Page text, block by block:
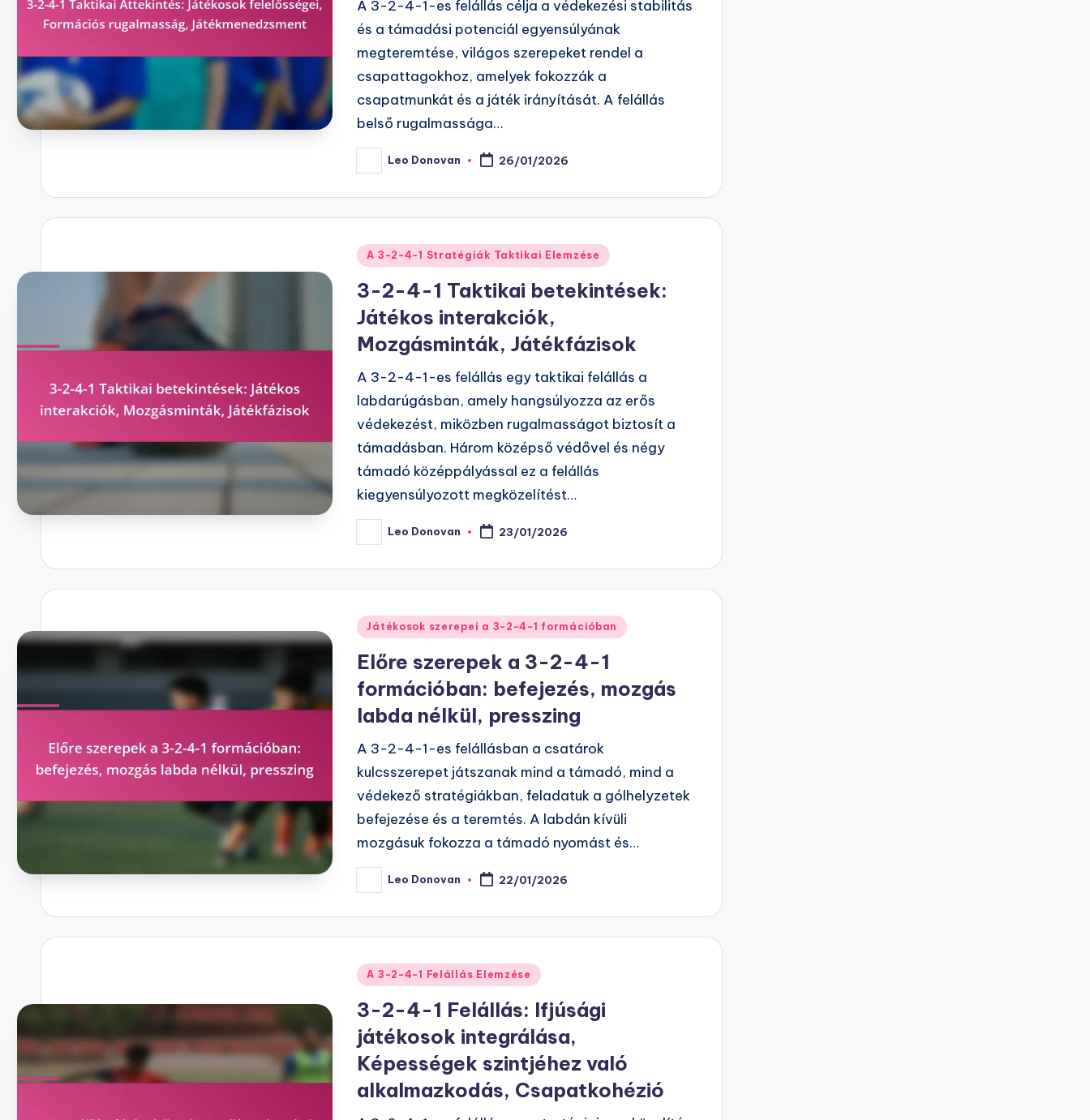
A 3-2-4-1-es felállás célja a védekezési stabilitás
és a támadási potenciál egyensúlyának
megteremtése, világos szerepeket rendel a
csapattagokhoz, amelyek fokozzák a
csapatmunkát és a játék irányítását. A felállás
belső rugalmassága…
Posted
by
Leo Donovan 26/01/2026
Posted
A 3-2-4-1 Stratégiák Taktikai Elemzése
3-2-4-1 Taktikai betekintések:
Játékos interakciók,
Mozgásminták, Játékfázisok
A 3-2-4-1-es felállás egy taktikai felállás a
labdarúgásban, amely hangsúlyozza az erős
védekezést, miközben rugalmasságot biztosít a
támadásban. Három középső védővel és négy
támadó középpályással ez a felállás
kiegyensúlyozott megközelítést…
Posted
by
Leo Donovan 23/01/2026
Posted
Játékosok szerepei a 3-2-4-1 formációban
Előre szerepek a 3-2-4-1
formációban: befejezés, mozgás
labda nélkül, presszing
A 3-2-4-1-es felállásban a csatárok
kulcsszerepet játszanak mind a támadó, mind a
védekező stratégiákban, feladatuk a gólhelyzetek
befejezése és a teremtés. A labdán kívüli
mozgásuk fokozza a támadó nyomást és…
Posted
by
Leo Donovan 22/01/2026
Posted
A 3-2-4-1 Felállás Elemzése
3-2-4-1 Felállás: Ifjúsági
játékosok integrálása,
Képességek szintjéhez való
alkalmazkodás, Csapatkohézió